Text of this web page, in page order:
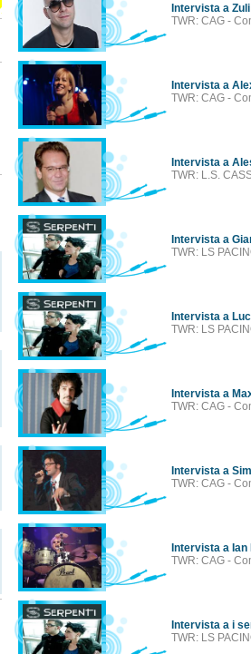
Intervista a Zuli
TWR: CAG -
Intervista a
TWR: CAG -
Intervista a
TWR: L.S.
Intervista a
TWR: LS
Intervista a
TWR: LS
Intervista a
TWR: CAG -
Intervista a
TWR: CAG -
Intervista a Ian
TWR: CAG -
Intervista a i
TWR: LS